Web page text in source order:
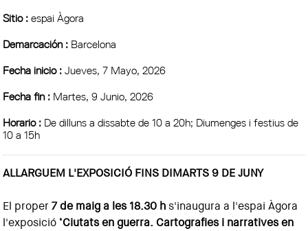
Sitio :espai Àgora
Demarcación : Barcelona
Fecha inicio :Jueves, 7 Mayo, 2026
Fecha fin : Martes, 9 Junio, 2026
Horario : De dilluns a dissabte de 10 a 20h; Diumenges i festius de
10 a 15h
ALLARGUEM L'EXPOSICIÓ FINS DIMARTS 9 DE JUNY
El proper7 de maig a les 18.30 hs'inaugura a l'espai Àgora
l'exposició ‘Ciutats en guerra. Cartografies i narratives en